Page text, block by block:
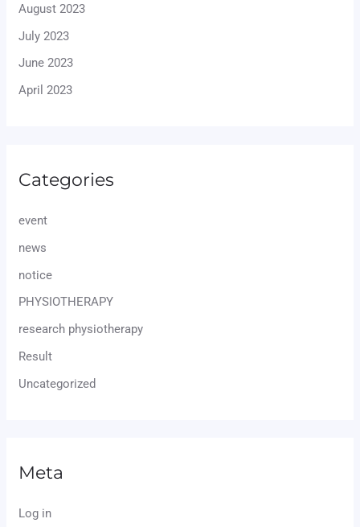
August 2023
July 2023
June 2023
April 2023
Categories
event
news
notice
PHYSIOTHERAPY
research physiotherapy
Result
Uncategorized
Meta
Log in